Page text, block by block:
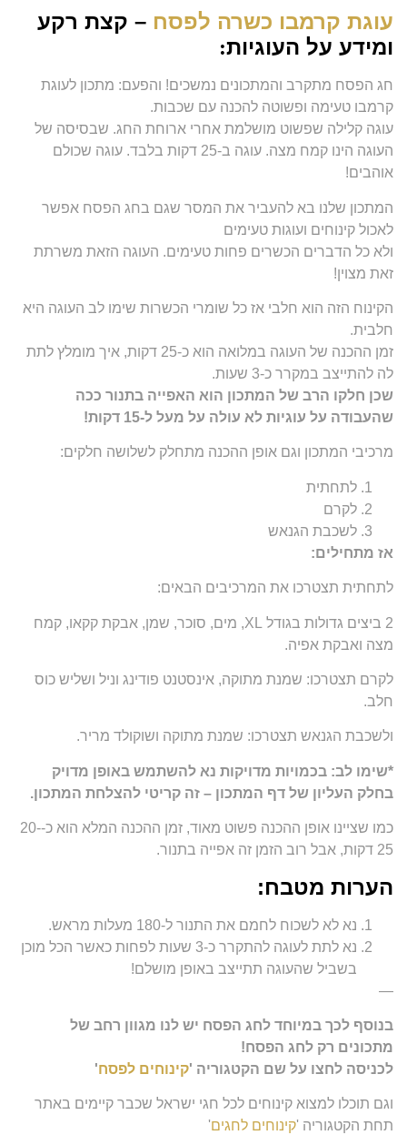
עוגת קרמבו כשרה לפסח – קצת רקע
ומידע על העוגיות:
חג הפסח מתקרב והמתכונים נמשכים! והפעם: מתכון לעוגת
קרמבו טעימה ופשוטה להכנה עם שכבות.
עוגה קלילה שפשוט מושלמת אחרי ארוחת החג. שבסיסה של
העוגה הינו קמח מצה. עוגה ב-25 דקות בלבד. עוגה שכולם
אוהבים!
המתכון שלנו בא להעביר את המסר שגם בחג הפסח אפשר
לאכול קינוחים ועוגות טעימים
ולא כל הדברים הכשרים פחות טעימים. העוגה הזאת משרתת
זאת מצוין!
הקינוח הזה הוא חלבי אז כל שומרי הכשרות שימו לב העוגה היא
חלבית.
זמן ההכנה של העוגה במלואה הוא כ-25 דקות, איך מומלץ לתת
לה להתייצב במקרר כ-3 שעות.
שכן חלקו הרב של המתכון הוא האפייה בתנור ככה
שהעבודה על עוגיות לא עולה על מעל ל-15 דקות!
מרכיבי המתכון וגם אופן ההכנה מתחלק לשלושה חלקים:
לתחתית
לקרם
לשכבת הגנאש
אז מתחילים:
לתחתית תצטרכו את המרכיבים הבאים:
2 ביצים גדולות בגודל XL, מים, סוכר, שמן, אבקת קקאו, קמח
מצה ואבקת אפיה.
לקרם תצטרכו: שמנת מתוקה, אינסטנט פודינג וניל ושליש כוס
חלב.
ולשכבת הגנאש תצטרכו: שמנת מתוקה ושוקולד מריר.
*שימו לב: בכמויות מדויקות נא להשתמש באופן מדויק
בחלק העליון של דף המתכון – זה קריטי להצלחת המתכון.
כמו שציינו אופן ההכנה פשוט מאוד, זמן ההכנה המלא הוא כ-20-
25 דקות, אבל רוב הזמן זה אפייה בתנור.
הערות מטבח:
נא לא לשכוח לחמם את התנור ל-180 מעלות מראש.
נא לתת לעוגה להתקרר כ-3 שעות לפחות כאשר הכל מוכן
בשביל שהעוגה תתייצב באופן מושלם!
—
בנוסף לכך במיוחד לחג הפסח יש לנו מגוון רחב של
מתכונים רק לחג הפסח!
לכניסה לחצו על שם הקטגוריה 'קינוחים לפסח'
וגם תוכלו למצוא קינוחים לכל חגי ישראל שכבר קיימים באתר
תחת הקטגוריה 'קינוחים לחגים'